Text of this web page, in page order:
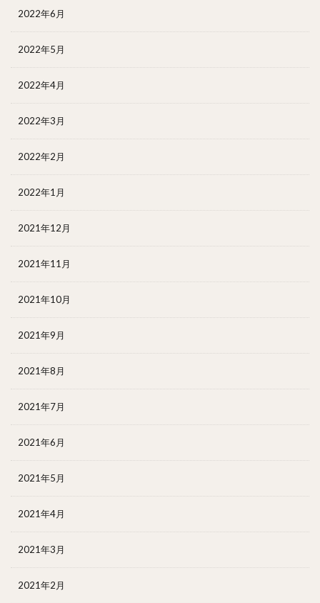
2022年6月
2022年5月
2022年4月
2022年3月
2022年2月
2022年1月
2021年12月
2021年11月
2021年10月
2021年9月
2021年8月
2021年7月
2021年6月
2021年5月
2021年4月
2021年3月
2021年2月